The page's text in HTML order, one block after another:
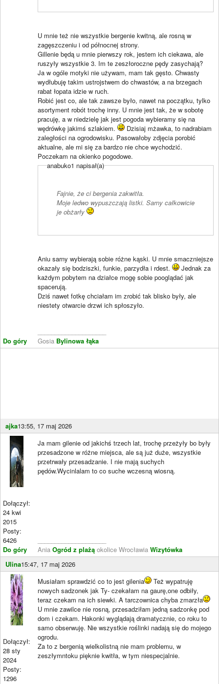
Do góry
U mnie też nie wszystkie bergenie kwitną, ale rosną w
zagęszczeniu i od północnej strony.
Gillenie będą u mnie pierwszy rok, jestem ich ciekawa, ale
ruszyły wszystkie 3. Im te zeszłoroczne pędy zasychają?
Ja w ogóle motyki nie używam, mam tak gęsto. Chwasty
wydłubuję takim ustrojstwem do chwastów, a na brzegach
rabat łopata idzie w ruch.
Robić jest co, ale tak zawsze było, nawet na początku, tylko
asortyment robót trochę inny. U mnie jest tak, że w sobotę
pracuję, a w niedzielę jak jest pogoda wybieramy się na
wędrówkę jakimś szlakiem.
Dzisiaj mżawka, to nadrabiam
zaległości na ogrodowisku. Pasowałoby zdjęcia porobić
aktualne, ale mi się za bardzo nie chce wychodzić.
Poczekam na okienko pogodowe.
anabuko1 napisał(a)
Fajnie, że ci bergenia zakwitła.
Moje ledwo wypuszczają listki. Sarny całkowicie
je obżarły
Aniu sarny wybierają sobie różne kąski. U mnie smaczniejsze
okazały się bodziszki, funkie, parzydła i rdest.
Jednak za
każdym pobytem na działce mogę sobie pooglądać jak
spacerują.
Dziś nawet fotkę chciałam im zrobić tak blisko były, ale
niestety otwarcie drzwi ich spłoszyło.
Gosia Bylinowa łąka
ajka13:55, 17 maj 2026
Dołączył:
24 kwi
2015
Posty:
6426
Do góry
Ja mam gilenie od jakichś trzech lat, trochę przeżyły bo były
przesadzone w różne miejsca, ale są już duże, wszystkie
przetrwały przesadzanie. I nie mają suchych
pędów.Wycinlalam to co suche wczesną wiosną.
Ania Ogród z plażą okolice Wrocławia Wizytówka
Ulina15:47, 17 maj 2026
Dołączył:
28 sty
2024
Posty:
1296
Musiałam sprawdzić co to jest gilenia
Też wypatruję
nowych sadzonek jak Ty- czekałam na gaurę,one odbiły,
teraz czekam na ich siewki. A tarczownica chyba zmarzła
U mnie zawilce nie rosną, przesadziłam jedną sadzonkę pod
dom i czekam. Hakonki wyglądają dramatycznie, co roku to
samo obserwuję. Nie wszystkie roślinki nadają się do mojego
ogrodu.
Za to z bergenią wielkolistną nie mam problemu, w
zeszłymntoku pięknie kwitła, w tym niespecjalnie.